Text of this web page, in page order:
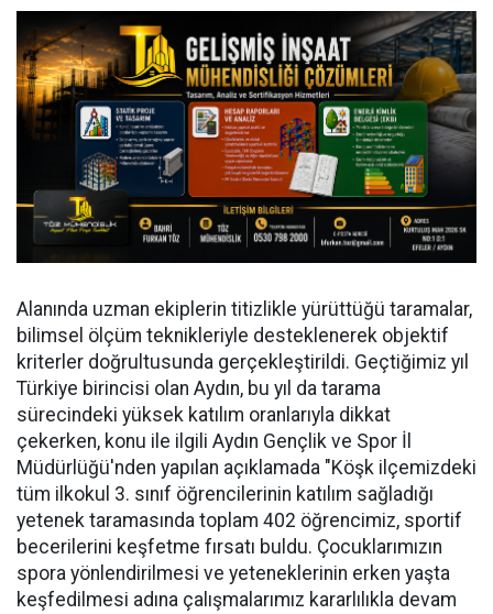
Alanında uzman ekiplerin titizlikle yürüttüğü taramalar,
bilimsel ölçüm teknikleriyle desteklenerek objektif
kriterler doğrultusunda gerçekleştirildi. Geçtiğimiz yıl
Türkiye birincisi olan Aydın, bu yıl da tarama
sürecindeki yüksek katılım oranlarıyla dikkat
çekerken, konu ile ilgili Aydın Gençlik ve Spor İl
Müdürlüğü'nden yapılan açıklamada "Köşk ilçemizdeki
tüm ilkokul 3. sınıf öğrencilerinin katılım sağladığı
yetenek taramasında toplam 402 öğrencimiz, sportif
becerilerini keşfetme fırsatı buldu. Çocuklarımızın
spora yönlendirilmesi ve yeteneklerinin erken yaşta
keşfedilmesi adına çalışmalarımız kararlılıkla devam